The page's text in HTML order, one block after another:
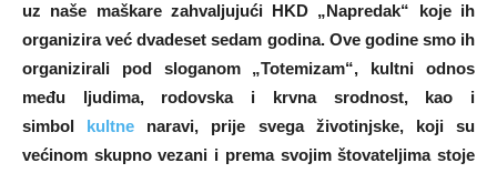
uz naše maškare zahvaljujući HKD „Napredak“ koje ih
organizira već dvadeset sedam godina. Ove godine smo ih
organizirali pod sloganom „Totemizam“, kultni
odnos
među ljudima, rodovska i krvna srodnost, kao i
simbol kultne naravi, prije svega životinjske, koji su
većinom skupno vezani i prema svojim štovateljima stoje